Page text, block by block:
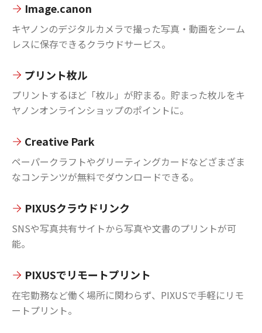
Image.canon
キヤノンのデジタルカメラで撮った写真・動画をシーム
レスに保存できるクラウドサービス。
プリント枚ル
プリントするほど「枚ル」が貯まる。貯まった枚ルをキ
ヤノンオンラインショップのポイントに。
Creative Park
ペーパークラフトやグリーティングカードなどざまざま
なコンテンツが無料でダウンロードできる。
PIXUSクラウドリンク
SNSや写真共有サイトから写真や文書のプリントが可
能。
PIXUSでリモートプリント
在宅勤務など働く場所に関わらず、PIXUSで手軽にリモ
ートプリント。